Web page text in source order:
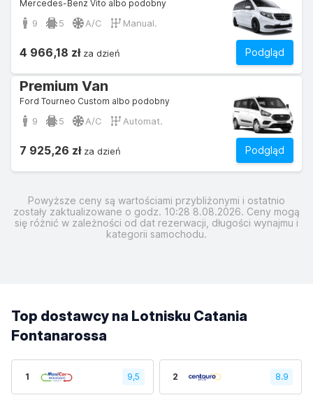
Mercedes-Benz Vito albo podobny
9 5 A/C Manual.
Podgląd
4 966,18 złza dzień
Premium Van
Ford Tourneo Custom albo podobny
9 5 A/C Automat.
Podgląd
7 925,26 złza dzień
Powyższe ceny są wartościami przybliżonymi i ostatnio
zostały zaktualizowane o godz. 10:28 8.08.2026. Ceny mogą
się różnić w zależności od dat rezerwacji, długości wynajmu i
kategorii samochodu.
Top dostawcy na Lotnisku Catania
Fontanarossa
1 9,5 2 8.9